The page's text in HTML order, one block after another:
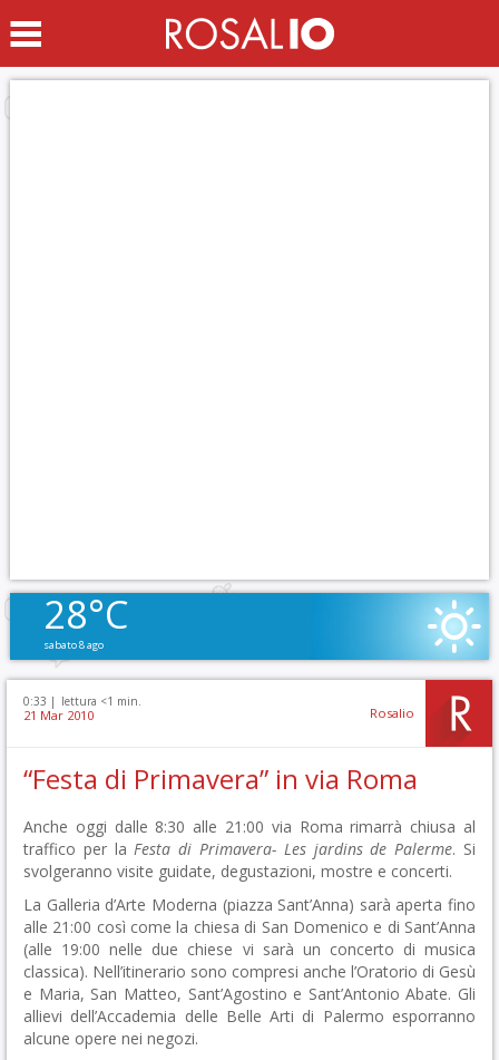
28°C
sabato 8 ago
0:33 | lettura <1 min.
21 Mar 2010 Rosalio
“Festa di Primavera” in via Roma
Anche oggi dalle 8:30 alle 21:00 via Roma rimarrà chiusa al
traffico per laFesta di Primavera- Les jardins de Palerme. Si
svolgeranno visite guidate, degustazioni, mostre e concerti.
La Galleria d’Arte Moderna (piazza Sant’Anna) sarà aperta fino
alle 21:00 così come la chiesa di San Domenico e di Sant’Anna
(alle 19:00 nelle due chiese vi sarà un concerto di musica
classica). Nell’itinerario sono compresi anche l’Oratorio di Gesù
e Maria, San Matteo, Sant’Agostino e Sant’Antonio Abate. Gli
allievi dell’Accademia delle Belle Arti di Palermo esporranno
alcune opere nei negozi.